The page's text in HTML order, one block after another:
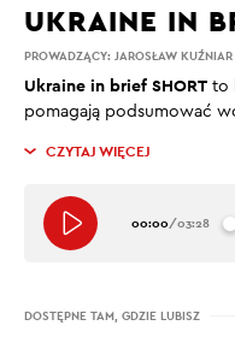
PROWADZĄCY: JAROSŁAW KUŹNIAR
UKRAINE IN
Ukraine in brief SHORT to
pomagają podsumować
CZYTAJ WIĘCEJ
00:00/03:28
DOSTĘPNE TAM, GDZIE LUBISZ